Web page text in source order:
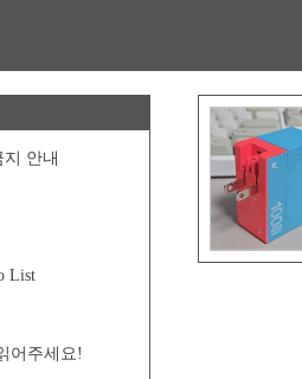
안내
List
어주세요!